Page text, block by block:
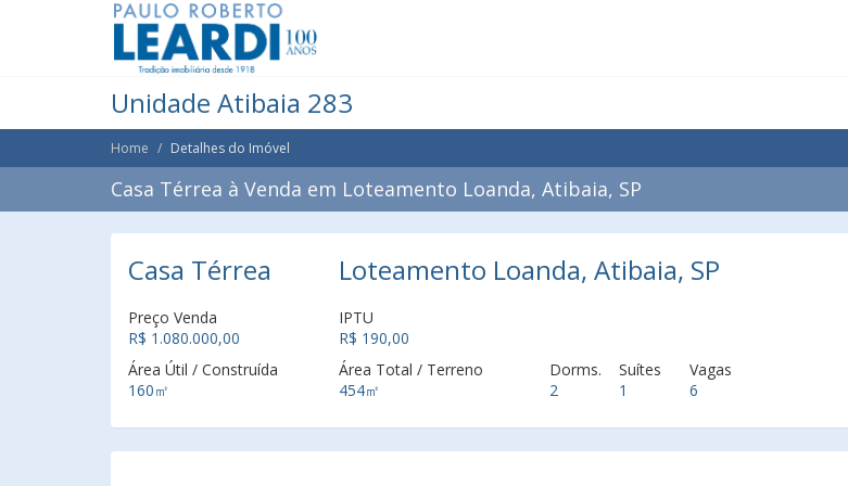
Unidade Atibaia 283
Home Detalhes do Imóvel
Casa Térrea à Venda em Loteamento Loanda, Atibaia, SP
Casa Térrea Loteamento Loanda, Atibaia, SP
Preço Venda
R$ 1.080.000,00
IPTU
R$ 190,00
Área Útil / Construída
160㎡
Área Total / Terreno
454㎡
Dorms.
2
Suítes
1
Vagas
6